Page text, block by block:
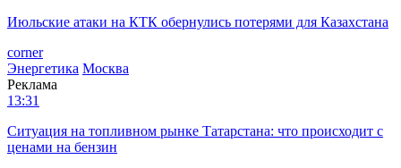
Июльские атаки на КТК обернулись потерями для Казахстана
corner
Энергетика Москва
Реклама
13:31
Ситуация на топливном рынке Татарстана: что происходит с
ценами на бензин